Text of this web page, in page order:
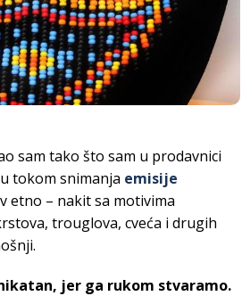
sam tako što sam u prodavnici
tokom snimanja emisije
etno – nakit sa motivima
trouglova, cveća i drugih
jer ga rukom stvaramo.